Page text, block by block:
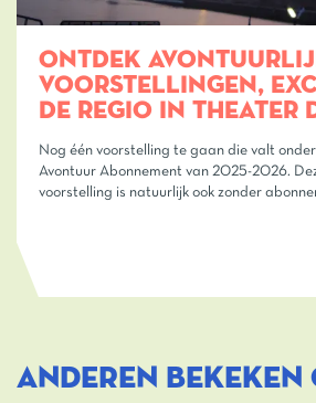
ONTDEK
VOORSTELLINGEN,
DE REGIO IN THEATER
Nog één voorstelling te gaan die valt
Avontuur Abonnement van 2025-2026.
voorstelling is natuurlijk ook zonder
ANDEREN BEKEKEN